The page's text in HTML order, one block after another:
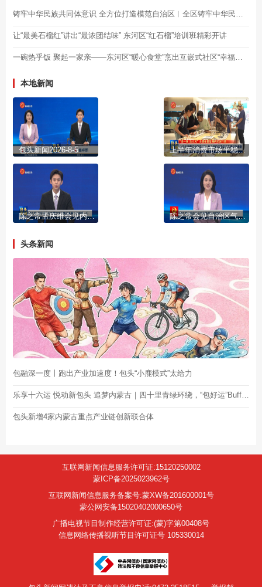
铸牢中华民族共同体意识 全方位打造模范自治区︱全区铸牢中华民族共同体意识推进家校社协同育人“教联体”建设研讨活动在我市举办
让“最美石榴红”讲出“最浓团结味” 东河区“红石榴”培训班精彩开讲
一碗热乎饭 聚起一家亲——东河区“暖心食堂”烹出互嵌式社区“幸福味道”
本地新闻
包头新闻2026-8-5 上半年消费市场平稳运行 包头用新场景新业态撬动新增量
陈之常孟庆维会见内蒙古电力集团董事长张晓虎一行 陈之常会见自治区气象局局长赵黎明一行
头条新闻
包融深一度丨跑出产业加速度！包头“小鹿模式”太给力
乐享十六运 悦动新包头 追梦内蒙古｜四十里青绿环绕，“包好运”Buff叠加！
包头新增4家内蒙古重点产业链创新联合体
互联网新闻信息服务许可证:15120250002
蒙ICP备2025023962号
互联网新闻信息服务备案号:蒙XW备201600001号
蒙公网安备15020402000650号
广播电视节目制作经营许可证:(蒙)字第00408号
信息网络传播视听节目许可证号 105330014